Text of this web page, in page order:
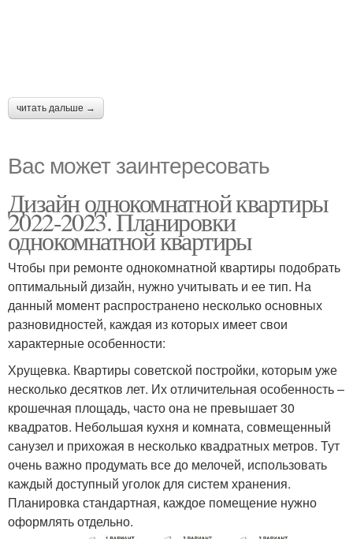
читать дальше →
Вас может заинтересовать
Дизайн однокомнатной квартиры
2022-2023. Планировки
однокомнатной квартиры
Чтобы при ремонте однокомнатной квартиры подобрать
оптимальный дизайн, нужно учитывать и ее тип. На
данный момент распространено несколько основных
разновидностей, каждая из которых имеет свои
характерные особенности:
Хрущевка. Квартиры советской постройки, которым уже
несколько десятков лет. Их отличительная особенность –
крошечная площадь, часто она не превышает 30
квадратов. Небольшая кухня и комната, совмещенный
санузел и прихожая в несколько квадратных метров. Тут
очень важно продумать все до мелочей, использовать
каждый доступный уголок для систем хранения.
Планировка стандартная, каждое помещение нужно
оформлять отдельно.